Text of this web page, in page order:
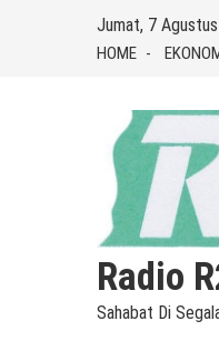
Jumat, 7
HOME
Radio
Sahabat Di